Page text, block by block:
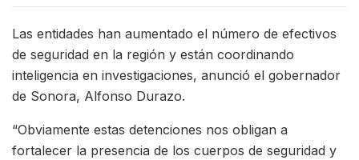
Las entidades han aumentado el número de efectivos
de seguridad en la región y están coordinando
inteligencia en investigaciones, anunció el gobernador
de Sonora, Alfonso Durazo.
“Obviamente estas detenciones nos obligan a
fortalecer la presencia de los cuerpos de seguridad y